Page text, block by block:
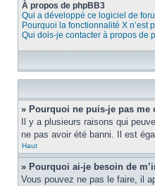
À propos de phpBB3
Qui a développé ce logiciel de
Pourquoi la fonctionnalité X n’est
Qui dois-je contacter à propos de
» Pourquoi ne puis-je pas me
Il y a plusieurs raisons qui
ne pas avoir été banni. Il est
Haut
» Pourquoi ai-je besoin de
Vous pouvez ne pas le faire, il